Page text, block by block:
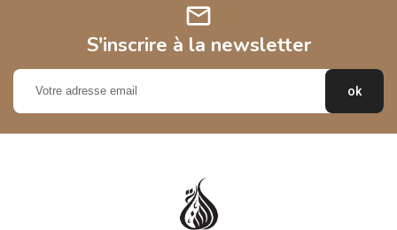
mail
S'inscrire à la newsletter